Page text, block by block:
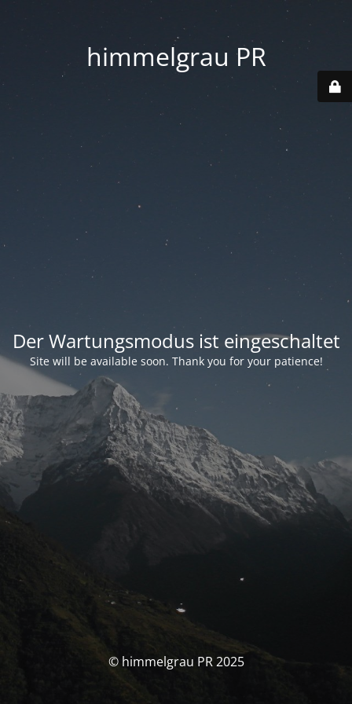
himmelgrau PR
Der Wartungsmodus ist eingeschaltet
Site will be available soon. Thank you for your patience!
© himmelgrau PR 2025